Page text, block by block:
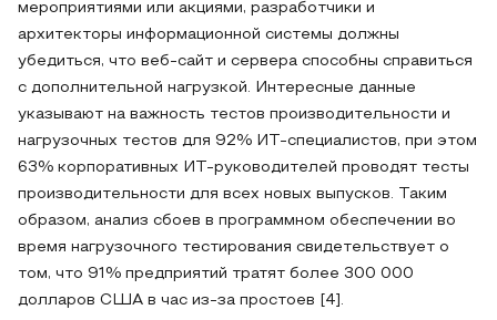
мероприятиями или акциями, разработчики и
архитекторы информационной системы должны
убедиться, что веб-сайт и сервера способны справиться
с дополнительной нагрузкой. Интересные данные
указывают на важность тестов производительности и
нагрузочных тестов для 92% ИТ-специалистов, при этом
63% корпоративных ИТ-руководителей проводят тесты
производительности для всех новых выпусков. Таким
образом, анализ сбоев в программном обеспечении во
время нагрузочного тестирования свидетельствует о
том, что 91% предприятий тратят более 300 000
долларов США в час из-за простоев [4].